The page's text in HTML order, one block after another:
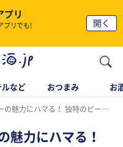
プリ
プリでも!
開く
ルなど おつまみ お
独特のピート香がおすすめのシングルモルトも紹介
魅力にハマる！